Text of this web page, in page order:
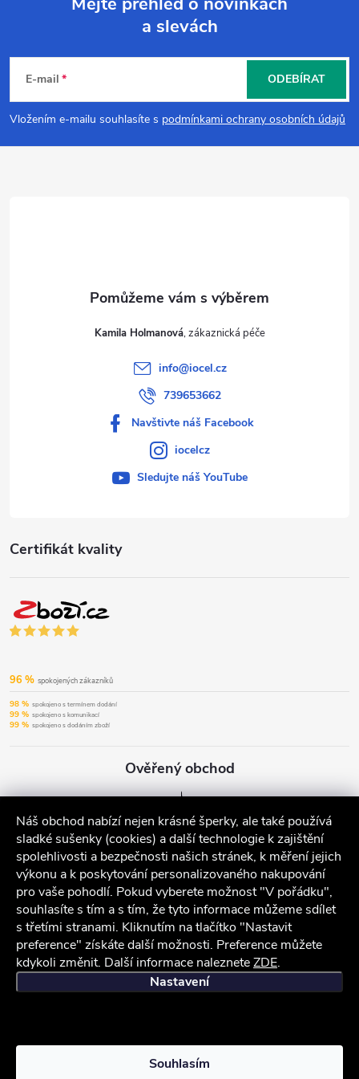
Náš obchod nabízí nejen krásné šperky, ale také používá
sladké sušenky (cookies) a další technologie k zajištění
spolehlivosti a bezpečnosti našich stránek, k měření jejich
výkonu a k poskytování personalizovaného nakupování
pro vaše pohodlí. Pokud vyberete možnost "V pořádku",
souhlasíte s tím a s tím, že tyto informace můžeme sdílet
s třetími stranami. Kliknutím na tlačítko "Nastavit
preference" získáte další možnosti. Preference můžete
kdykoli změnit. Další informace nalezneteZDE.
Nastavení
Souhlasím
y
v
ý
p
a slevách
E-mail
Vložením e-mailu souhlasíte s podmínkami ochrany osobních údajů
ODEBÍRAT
Certifikát kvality
96 % spokojených zákazníků
98 % spokojeno s termínem dodání
99 % spokojeno s komunikací
99 % spokojeno s dodáním zboží
Ověřený obchod
Kamila Holmanová
info@iocel.cz
739653662
Navštivte náš Facebook
iocelcz
Sledujte náš YouTube
iocel.cz Obchodní podmínky Ochrana osobních údajů
Vytvořil Shoptet